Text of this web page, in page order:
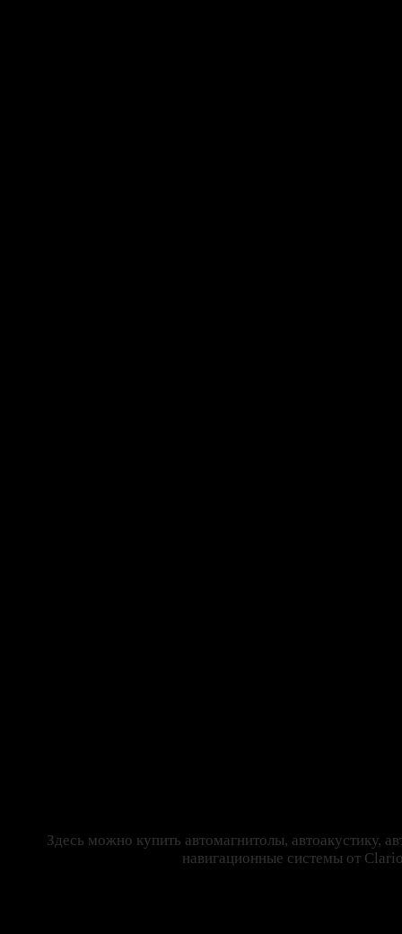
Здесь можно купить автомагнитолы, автоакустику,
навигационные системы от